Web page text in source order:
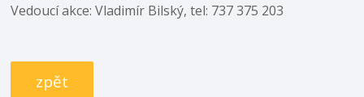
Vedoucí akce: Vladimír Bilský, tel: 737 375 203
zpět